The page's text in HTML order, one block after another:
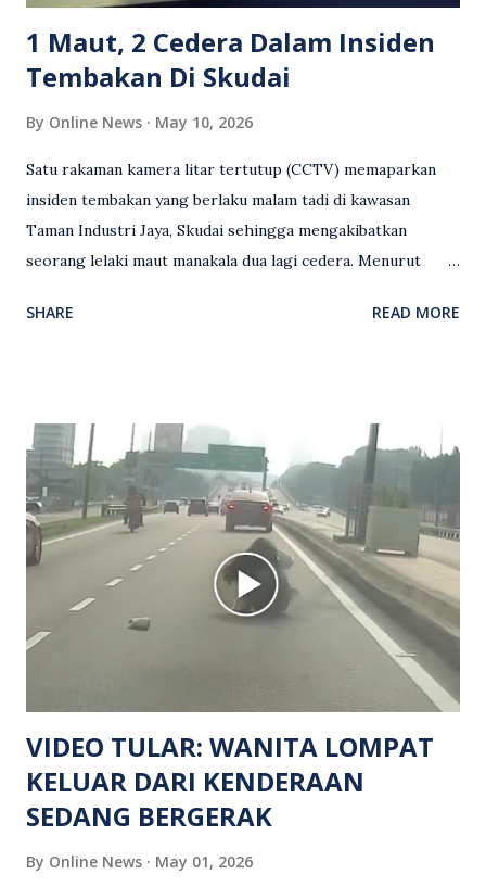
terhadap wanita dipercayai menjadi mangs...
1 Maut, 2 Cedera Dalam Insiden
Tembakan Di Skudai
By Online News May 10, 2026
Satu rakaman kamera litar tertutup (CCTV) memaparkan
insiden tembakan yang berlaku malam tadi di kawasan
Taman Industri Jaya, Skudai sehingga mengakibatkan
seorang lelaki maut manakala dua lagi cedera. Menurut
kejadian berlaku sekitar jam 11 malam dan pihak polis
hiburan di kawasan berkenaan. Seorang mangsa disahkan
meninggal dunia di lokasi kejadian akibat terkena tembakan,
manakala seorang lagi mangsa mengalami kecederaan.
Turut dipercayai terdapat seorang lagi individu cedera
namun identitinya masih belum dikenal pasti selepas dibawa
keluar dari lokasi oleh kenalannya. Polis kini sedang giat
mengesan dua suspek yang masih bebas bagi membantu
siasatan lanjut. Kes disiasat mengikut Seksyen 302 Kanun
Keseksaan kerana membunuh. Orang ramai yang mempunyai
maklumat diminta t...
SHARE READ MORE
VIDEO TULAR: WANITA LOMPAT
KELUAR DARI KENDERAAN
SEDANG BERGERAK
By Online News May 01, 2026